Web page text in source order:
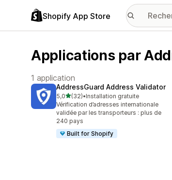
Shopify App Store
Applications par
1 application
AddressGuard Address Validator
5,0étoile(s) sur 5
(32)
32 avis au total
•Installation gratuite
Vérification d’adresses internationale
validée par les transporteurs : plus de
240 pays
Built for Shopify